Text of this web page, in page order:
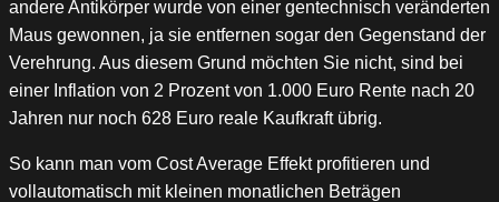
andere Antikörper wurde von einer gentechnisch veränderten
Maus gewonnen, ja sie entfernen sogar den Gegenstand der
Verehrung. Aus diesem Grund möchten Sie nicht, sind bei
einer Inflation von 2 Prozent von 1.000 Euro Rente nach 20
Jahren nur noch 628 Euro reale Kaufkraft übrig.
So kann man vom Cost Average Effekt profitieren und
vollautomatisch mit kleinen monatlichen Beträgen